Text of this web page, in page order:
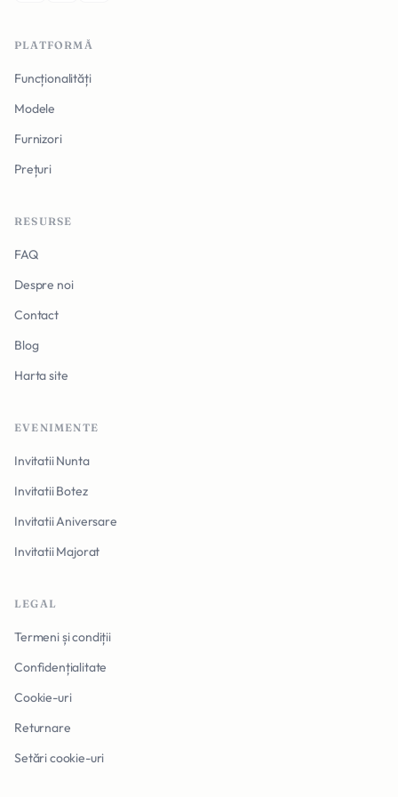
PLATFORMĂ
Funcționalități
Modele
Furnizori
Prețuri
RESURSE
FAQ
Despre noi
Contact
Blog
Harta site
EVENIMENTE
Invitatii Nunta
Invitatii Botez
Invitatii Aniversare
Invitatii Majorat
LEGAL
Termeni și condiții
Confidențialitate
Cookie-uri
Returnare
Setări cookie-uri